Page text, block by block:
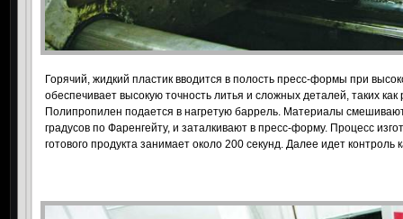
Горячий, жидкий пластик вводится в полость пресс-формы при
обеспечивает высокую точность литья и сложных деталей, таких
Полипропилен подается в нагретую баррель. Материалы
градусов по Фаренгейту, и заталкивают в пресс-форму. Процесс
готового продукта занимает около 200 секунд. Далее идет контроль